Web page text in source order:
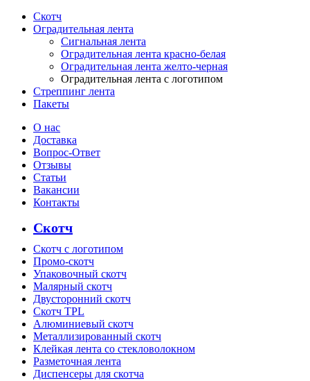
Скотч
Оградительная лента
Сигнальная лента
Оградительная лента красно-белая
Оградительная лента желто-черная
Оградительная лента с логотипом
Стреппинг лента
Пакеты
О нас
Доставка
Вопрос-Ответ
Отзывы
Статьи
Вакансии
Контакты
Скотч
Скотч с логотипом
Промо-скотч
Упаковочный скотч
Малярный скотч
Двусторонний скотч
Скотч TPL
Алюминиевый скотч
Металлизированный скотч
Клейкая лента со стекловолокном
Разметочная лента
Диспенсеры для скотча